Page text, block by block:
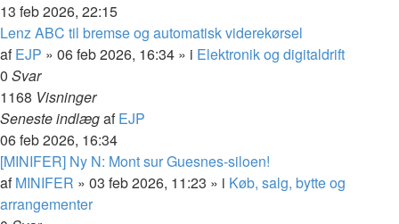
13 feb 2026, 22:15
Lenz ABC til bremse og automatisk viderekørsel
afEJP » 06 feb 2026, 16:34 » i Elektronik og digitaldrift
0 Svar
1168 Visninger
Seneste indlægafEJP
06 feb 2026, 16:34
[MINIFER] Ny N: Mont sur Guesnes-siloen!
afMINIFER » 03 feb 2026, 11:23 » i Køb, salg, bytte og
arrangementer